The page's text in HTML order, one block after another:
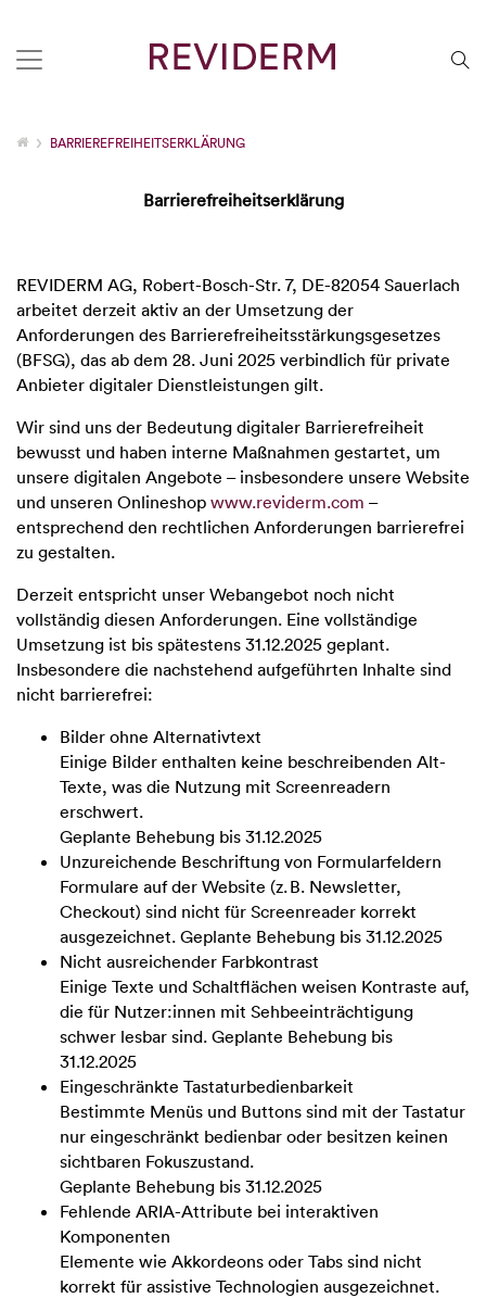
BARRIEREFREIHEITSERKLÄRUNG
Barrierefreiheitserklärung
REVIDERM AG, Robert-Bosch-Str. 7, DE-82054 Sauerlach
arbeitet derzeit aktiv an der Umsetzung der
Anforderungen des Barrierefreiheitsstärkungsgesetzes
(BFSG), das ab dem 28. Juni 2025 verbindlich für private
Anbieter digitaler Dienstleistungen gilt.
Wir sind uns der Bedeutung digitaler Barrierefreiheit
bewusst und haben interne Maßnahmen gestartet, um
unsere digitalen Angebote – insbesondere unsere Website
und unseren Onlineshop www.reviderm.com –
entsprechend den rechtlichen Anforderungen barrierefrei
zu gestalten.
Derzeit entspricht unser Webangebot noch nicht
vollständig diesen Anforderungen. Eine vollständige
Umsetzung ist bis spätestens 31.12.2025 geplant.
Insbesondere die nachstehend aufgeführten Inhalte sind
nicht barrierefrei:
Bilder ohne Alternativtext
Einige Bilder enthalten keine beschreibenden Alt-
Texte, was die Nutzung mit Screenreadern
erschwert.
Geplante Behebung bis 31.12.2025
Unzureichende Beschriftung von Formularfeldern
Formulare auf der Website (z. B. Newsletter,
Checkout) sind nicht für Screenreader korrekt
ausgezeichnet. Geplante Behebung bis 31.12.2025
Nicht ausreichender Farbkontrast
Einige Texte und Schaltflächen weisen Kontraste auf,
die für Nutzer:innen mit Sehbeeinträchtigung
schwer lesbar sind. Geplante Behebung bis
31.12.2025
Eingeschränkte Tastaturbedienbarkeit
Bestimmte Menüs und Buttons sind mit der Tastatur
nur eingeschränkt bedienbar oder besitzen keinen
sichtbaren Fokuszustand.
Geplante Behebung bis 31.12.2025
Fehlende ARIA-Attribute bei interaktiven
Komponenten
Elemente wie Akkordeons oder Tabs sind nicht
korrekt für assistive Technologien ausgezeichnet.